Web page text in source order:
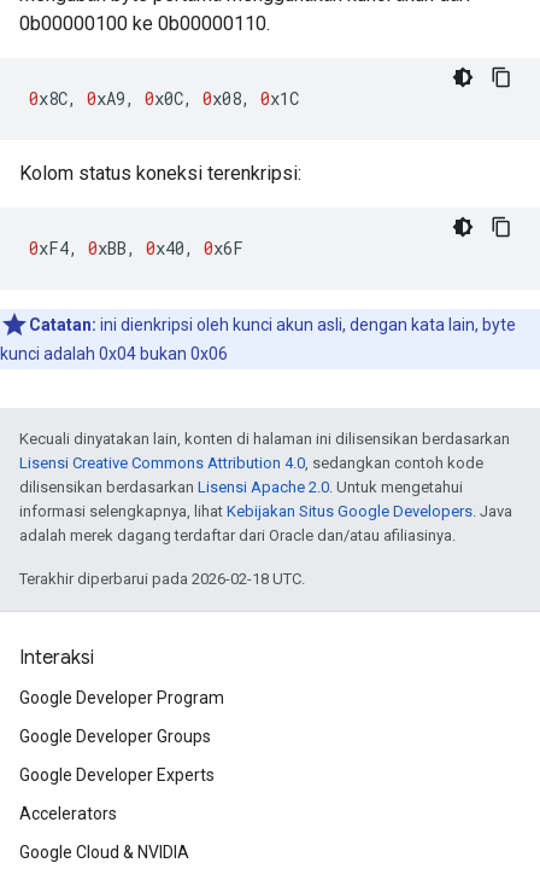
0b00000100 ke 0b00000110.
0x8C, 0xA9, 0x0C, 0x08, 0x1C
Kolom status koneksi terenkripsi:
0xF4, 0xBB, 0x40, 0x6F
Catatan: ini dienkripsi oleh kunci akun asli, dengan kata lain, byte
kunci adalah 0x04 bukan 0x06
Kecuali dinyatakan lain, konten di halaman ini dilisensikan berdasarkan
Lisensi Creative Commons Attribution 4.0, sedangkan contoh kode
dilisensikan berdasarkan Lisensi Apache 2.0. Untuk mengetahui
informasi selengkapnya, lihat Kebijakan Situs Google Developers. Java
adalah merek dagang terdaftar dari Oracle dan/atau afiliasinya.
Terakhir diperbarui pada 2026-02-18 UTC.
Interaksi
Google Developer Program
Google Developer Groups
Google Developer Experts
Accelerators
Google Cloud & NVIDIA